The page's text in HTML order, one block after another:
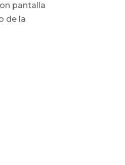
pantalla
de la